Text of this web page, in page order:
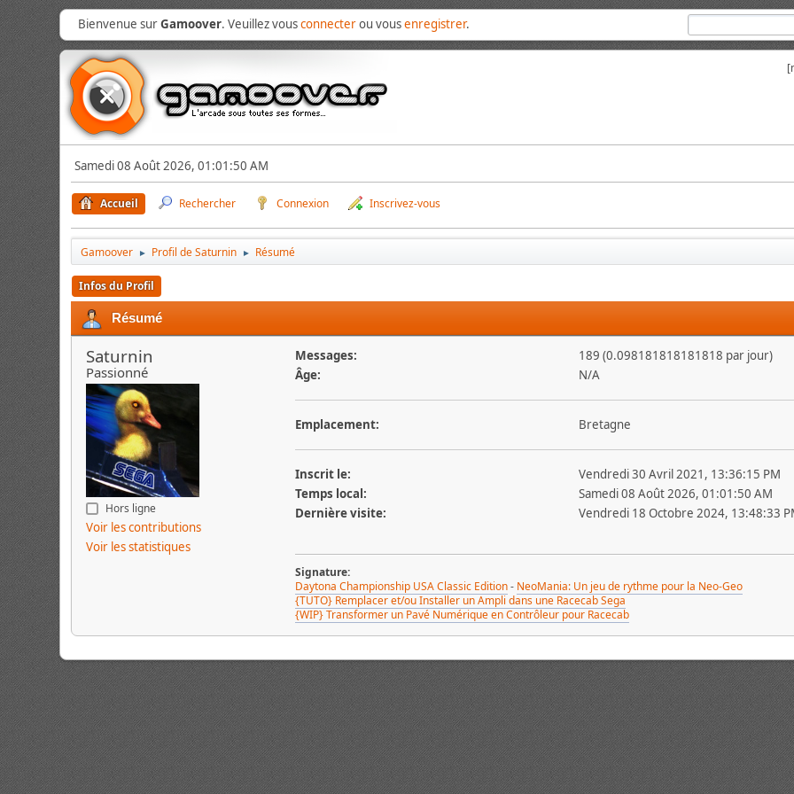
Bienvenue surGamoover. Veuillez vousconnecterou vousenregistrer.
Samedi 08 Août 2026, 01:01:50 AM
Accueil Rechercher Connexion Inscrivez-vous
Gamoover ► Profil de Saturnin ► Résumé
Infos du Profil
Résumé
Saturnin
Passionné
Hors ligne
Voir les contributions
Voir les statistiques
Messages:
189 (0.098181818181818 par jour)
Âge:
N/A
Emplacement: Bretagne
Inscrit le:
Vendredi 30 Avril 2021, 13:36:15 PM
Temps local:
Samedi 08 Août 2026, 01:01:50 AM
Dernière visite:
Vendredi 18 Octobre 2024, 13:48:33
Signature:
Daytona Championship USA Classic Edition- NeoMania: Un jeu de rythme pour la Neo-Geo
{TUTO} Remplacer et/ou Installer un Ampli dans une Racecab Sega
{WIP} Transformer un Pavé Numérique en Contrôleur pour Racecab